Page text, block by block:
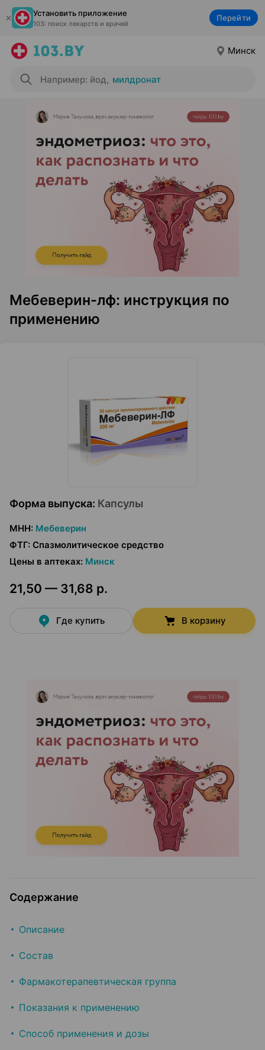
Установить приложение
103: поиск лекарств и врачей
Перейти
Минск
Например: йод, милдронат
Мебеверин-лф: инструкция по
применению
Форма выпуска: Капсулы
МНН: Мебеверин
ФТГ: Спазмолитическое средство
Цены в аптеках: Минск
21,50 — 31,68 р.
Где купить В корзину
Содержание
Описание
Состав
Фармакотерапевтическая группа
Показания к применению
Способ применения и дозы